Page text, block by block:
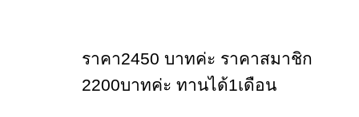
ราคา2450 บาทค่ะ ราคาสมาชิก
2200บาทค่ะ ทานได้1เดือน